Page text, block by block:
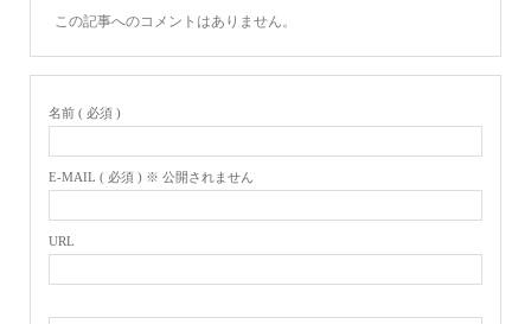
この記事へのコメントはありません。
名前 ( 必須 )
E-MAIL ( 必須 ) ※ 公開されません
URL